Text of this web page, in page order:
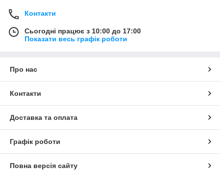
Контакти
Сьогодні працює з 10:00 до 17:00
Показати весь графік роботи
Про нас
Контакти
Доставка та оплата
Графік роботи
Повна версія сайту